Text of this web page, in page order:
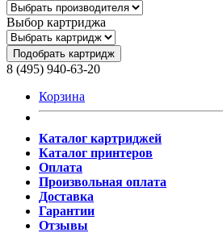
Выбор картриджа
Подобрать картридж
8 (495) 940-63-20
Корзина
Каталог картриджей
Каталог принтеров
Оплата
Произвольная оплата
Доставка
Гарантии
Отзывы